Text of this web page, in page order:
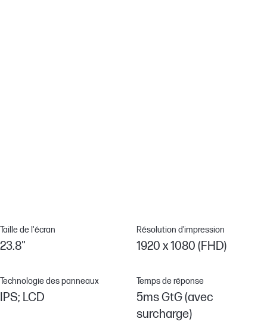
Taille de l'écran
23.8"
Résolution d’impression
1920 x 1080 (FHD)
Technologie des panneaux
IPS; LCD
Temps de réponse
5ms GtG (avec
surcharge)